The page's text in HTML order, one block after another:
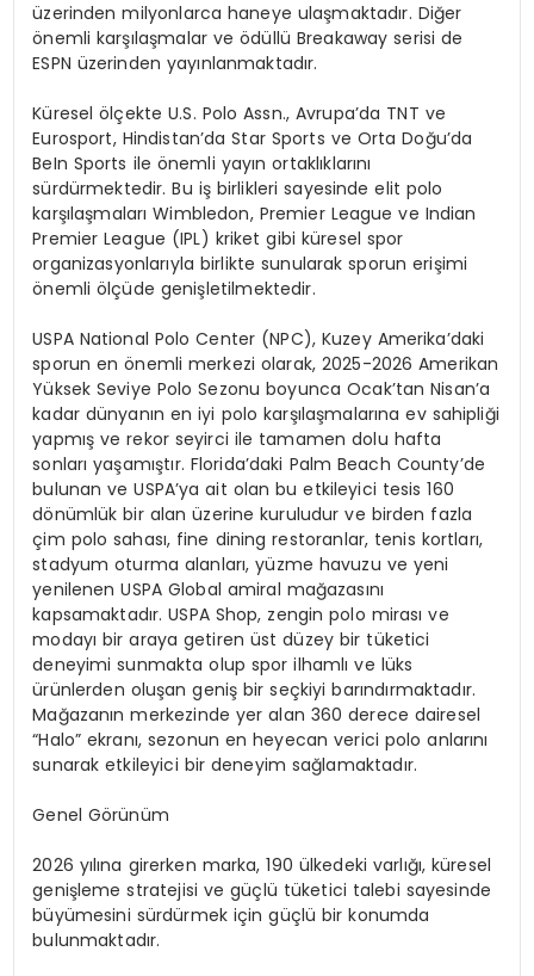
üzerinden milyonlarca haneye ulaşmaktadır. Diğer
önemli karşılaşmalar veödüllü Breakaway serisi de
ESPN üzerinden yayınlanmaktadır.
Küreselölçekte U.S. Polo Assn., Avrupa’da TNT ve
Eurosport, Hindistan’da Star Sports ve Orta Doğu’da
BeIn Sports ile önemli yayın ortaklıklarını
sürdürmektedir. Bu iş birlikleri sayesinde elit polo
karşılaşmalarıWimbledon, Premier League ve Indian
Premier League (IPL) kriket gibi küresel spor
organizasyonlarıyla birlikte sunularak sporun erişimi
önemliölçüde genişletilmektedir.
USPA National Polo Center (NPC), Kuzey Amerika’daki
sporun enönemli merkezi olarak, 2025-2026 Amerikan
Yüksek Seviye Polo Sezonu boyunca Ocak’tan Nisan’a
kadar dünyanın en iyi polo karşılaşmalarına ev sahipliği
yapmışve rekor seyirci ile tamamen dolu hafta
sonlarıyaşamıştır. Florida’daki Palm Beach County’de
bulunan ve USPA’ya ait olan bu etkileyici tesis 160
dönümlük bir alanüzerine kuruludur ve birden fazla
çim polo sahası, fine dining restoranlar, tenis kortları,
stadyum oturma alanları, yüzme havuzu ve yeni
yenilenen USPA Global amiral mağazasını
kapsamaktadır. USPA Shop, zengin polo mirasıve
modayıbir araya getiren üst düzey bir tüketici
deneyimi sunmakta olup spor ilhamlıve lüks
ürünlerden oluşan genişbir seçkiyi barındırmaktadır.
Mağazanın merkezinde yer alan 360 derece dairesel
“Halo”ekranı, sezonun en heyecan verici polo anlarını
sunarak etkileyici bir deneyim sağlamaktadır.
Genel Görünüm
2026 yılına girerken marka, 190 ülkedeki varlığı, küresel
genişleme stratejisi ve güçlü tüketici talebi sayesinde
büyümesini sürdürmek için güçlübir konumda
bulunmaktadır.